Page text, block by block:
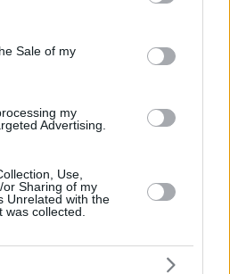
and its third-party tags to
purposes in below Google
Sale of my
my
Advertising.
Use,
Sharing of my
Unrelated with the
collected.
Τουρίστας στην
ασελγήσει σε ανήλικη, τι